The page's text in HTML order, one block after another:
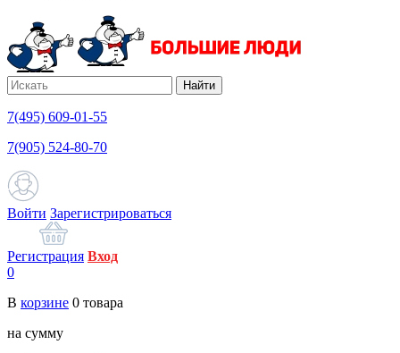
Найти
7(495) 609-01-55
7(905) 524-80-70
Войти Зарегистрироваться
Регистрация Вход
0
В корзине 0 товара
на сумму